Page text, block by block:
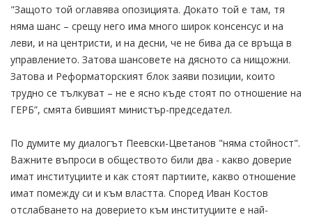
"Защото той оглавява опозицията. Докато той е там, тя
няма шанс – срещу него има много широк консенсус и на
леви, и на центристи, и на десни, че не бива да се връща в
управлението. Затова шансовете на дясното са нищожни.
Затова и Реформаторският блок заяви позиции, които
трудно се тълкуват – не е ясно къде стоят по отношение на
ГЕРБ”, смята бившият министър-председател.
По думите му диалогът Пеевски-Цветанов "няма стойност".
Важните въпроси в обществото били два - какво доверие
имат институциите и как стоят партиите, какво отношение
имат помежду си и към властта. Според Иван Костов
отслабването на доверието към институциите е най-